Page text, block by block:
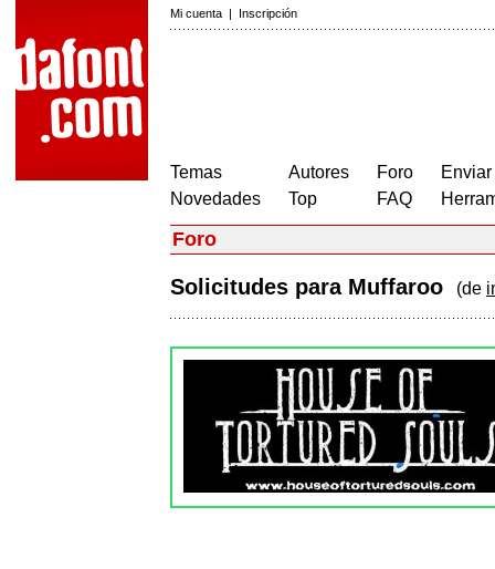
Mi cuenta | Inscripción
Temas
Novedades
Autores
Top
Foro
FAQ
Foro
Solicitudes para Muffaroo (de